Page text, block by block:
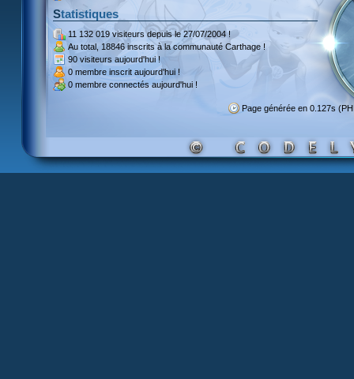
Statistiques
11 132 019 visiteursdepuis le 27/07/2004 !
Au total, 18846 inscritsà la communauté Carthage !
90 visiteurs aujourd'hui !
0 membre inscrit aujourd'hui !
0 membre connectés aujourd'hui !
Page générée en 0.127s